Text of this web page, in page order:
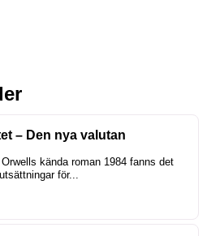
– Den nya valutan
Orwells kända roman 1984 fanns det
för...